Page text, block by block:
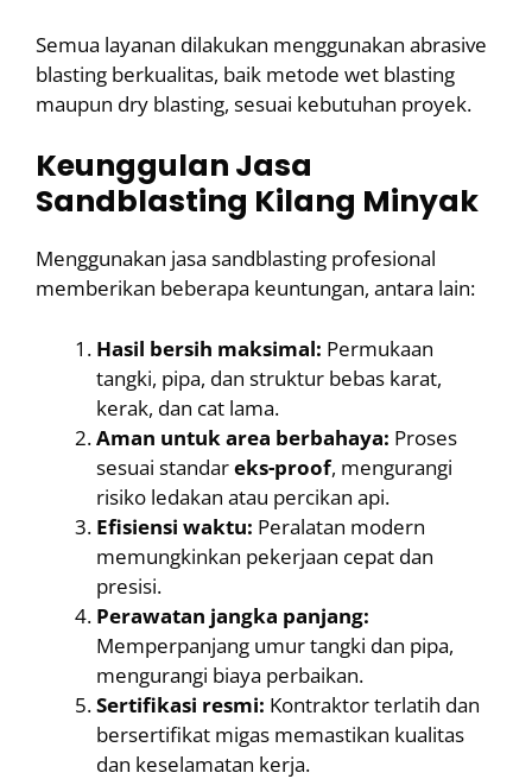
Semua layanan dilakukan menggunakan abrasive
blasting berkualitas, baik metode wet blasting
maupun dry blasting, sesuai kebutuhan proyek.
Keunggulan Jasa
Sandblasting Kilang Minyak
Menggunakan jasa sandblasting profesional
memberikan beberapa keuntungan, antara lain:
Hasil bersih maksimal: Permukaan
tangki, pipa, dan struktur bebas karat,
kerak, dan cat lama.
Aman untuk area berbahaya: Proses
sesuai standareks-proof, mengurangi
risiko ledakan atau percikan api.
Efisiensi waktu: Peralatan modern
memungkinkan pekerjaan cepat dan
presisi.
Perawatan jangka panjang:
Memperpanjang umur tangki dan pipa,
mengurangi biaya perbaikan.
Sertifikasi resmi: Kontraktor terlatih dan
bersertifikat migas memastikan kualitas
dan keselamatan kerja.